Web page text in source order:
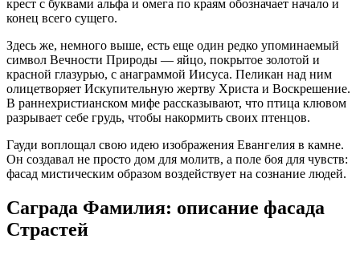
крест с буквами альфа и омега по краям обозначает начало и
конец всего сущего.
Здесь же, немного выше, есть еще один редко упоминаемый
символ Вечности Природы — яйцо, покрытое золотой и
красной глазурью, с анаграммой Иисуса. Пеликан над ним
олицетворяет Искупительную жертву Христа и Воскрешение.
В раннехристианском мифе рассказывают, что птица клювом
разрывает себе грудь, чтобы накормить своих птенцов.
Гауди воплощал свою идею изображения Евангелия в камне.
Он создавал не просто дом для молитв, а поле боя для чувств:
фасад мистическим образом воздействует на сознание людей.
Саграда Фамилия: описание фасада
Страстей